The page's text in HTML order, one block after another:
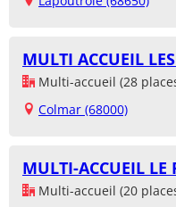
MULTI ACCUEIL
Multi-accueil (28
Colmar (68000)
MULTI-ACCUEIL LE
Multi-accueil (20